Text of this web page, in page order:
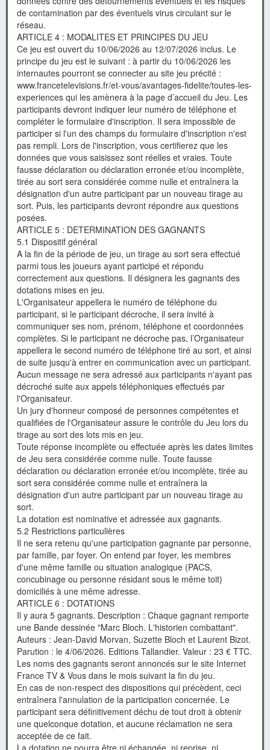
de contamination par des éventuels virus circulant sur le
réseau.
ARTICLE 4 : MODALITES ET PRINCIPES DU JEU
Ce jeu est ouvert du 10/06/2026 au 12/07/2026 inclus. Le
principe du jeu est le suivant : à partir du 10/06/2026 les
internautes pourront se connecter au site jeu précité :
www.francetelevisions.fr/et-vous/avantages-fidelite/toutes-les-
experiences qui les amènera à la page d’accueil du Jeu. Les
participants devront indiquer leur numéro de téléphone et
compléter le formulaire d'inscription. Il sera impossible de
participer si l'un des champs du formulaire d'inscription n'est
pas rempli. Lors de l'inscription, vous certifierez que les
données que vous saisissez sont réelles et vraies. Toute
fausse déclaration ou déclaration erronée et/ou incomplète,
tirée au sort sera considérée comme nulle et entraînera la
désignation d'un autre participant par un nouveau tirage au
sort. Puis, les participants devront répondre aux questions
posées.
ARTICLE 5 : DETERMINATION DES GAGNANTS
5.1 Dispositif général
A la fin de la période de jeu, un tirage au sort sera effectué
parmi tous les joueurs ayant participé et répondu
correctement aux questions. Il désignera les gagnants des
dotations mises en jeu.
L'Organisateur appellera le numéro de téléphone du
participant, si le participant décroche, il sera invité à
communiquer ses nom, prénom, téléphone et coordonnées
complètes. Si le participant ne décroche pas, l’Organisateur
appellera le second numéro de téléphone tiré au sort, et ainsi
de suite jusqu'à entrer en communication avec un participant.
Aucun message ne sera adressé aux participants n'ayant pas
décroché suite aux appels téléphoniques effectués par
l'Organisateur.
Un jury d'honneur composé de personnes compétentes et
qualifiées de l'Organisateur assure le contrôle du Jeu lors du
tirage au sort des lots mis en jeu.
Toute réponse incomplète ou effectuée après les dates limites
de Jeu sera considérée comme nulle. Toute fausse
déclaration ou déclaration erronée et/ou incomplète, tirée au
sort sera considérée comme nulle et entraînera la
désignation d'un autre participant par un nouveau tirage au
sort.
La dotation est nominative et adressée aux gagnants.
5.2 Restrictions particulières
Il ne sera retenu qu'une participation gagnante par personne,
par famille, par foyer. On entend par foyer, les membres
d'une même famille ou situation analogique (PACS,
concubinage ou personne résidant sous le même toit)
domiciliés à une même adresse.
ARTICLE 6 : DOTATIONS
Il y aura 5 gagnants. Description : Chaque gagnant remporte
une Bande dessinée "Marc Bloch. L'historien combattant".
Auteurs : Jean-David Morvan, Suzette Bloch et Laurent Bizot.
Parution : le 4/06/2026. Editions Tallandier. Valeur : 23 € TTC.
Les noms des gagnants seront annoncés sur le site Internet
France TV & Vous dans le mois suivant la fin du jeu.
En cas de non-respect des dispositions qui précèdent, ceci
entraînera l'annulation de la participation concernée. Le
participant sera définitivement déchu de tout droit à obtenir
une quelconque dotation, et aucune réclamation ne sera
acceptée de ce fait.
La dotation ne pourra être ni échangée, ni reprise, ni